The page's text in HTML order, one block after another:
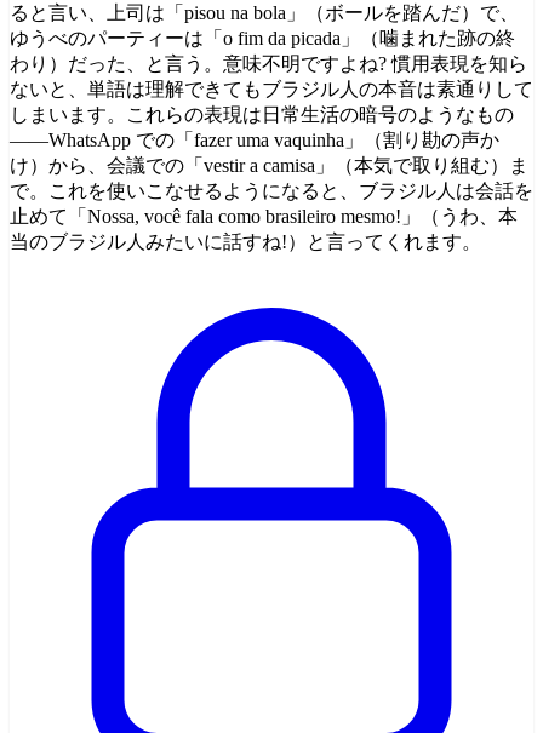
ると言い、上司は「pisou na bola」（ボールを踏んだ）で、
ゆうべのパーティーは「o fim da picada」（噛まれた跡の終
わり）だった、と言う。意味不明ですよね? 慣用表現を知ら
ないと、単語は理解できてもブラジル人の本音は素通りして
しまいます。これらの表現は日常生活の暗号のようなもの
——WhatsApp での「fazer uma vaquinha」（割り勘の声か
け）から、会議での「vestir a camisa」（本気で取り組む）ま
で。これを使いこなせるようになると、ブラジル人は会話を
止めて「Nossa, você fala como brasileiro mesmo!」（うわ、本
当のブラジル人みたいに話すね!）と言ってくれます。